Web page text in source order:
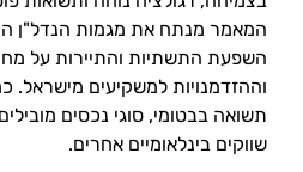
המאמר מנתח את מגמות הנדל"ן
השפעת התשתיות והתיירות על
וההזדמנויות למשקיעים מישראל.
תשואה בבטומי, סוגי נכסים
שווקים בינלאומיים אחרים.